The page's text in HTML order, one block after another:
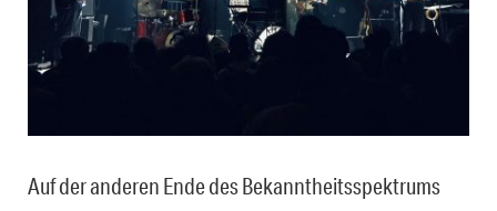
Auf der anderen Ende des Bekanntheitsspektrums